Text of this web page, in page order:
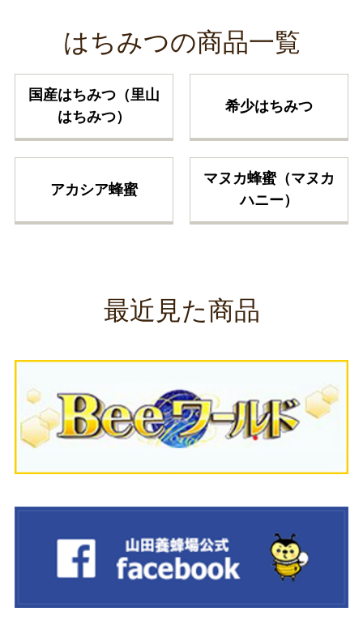
はちみつの商品一覧
国産はちみつ（里山
はちみつ）
希少はちみつ
アカシア蜂蜜
マヌカ蜂蜜（マヌカ
ハニー）
最近見た商品